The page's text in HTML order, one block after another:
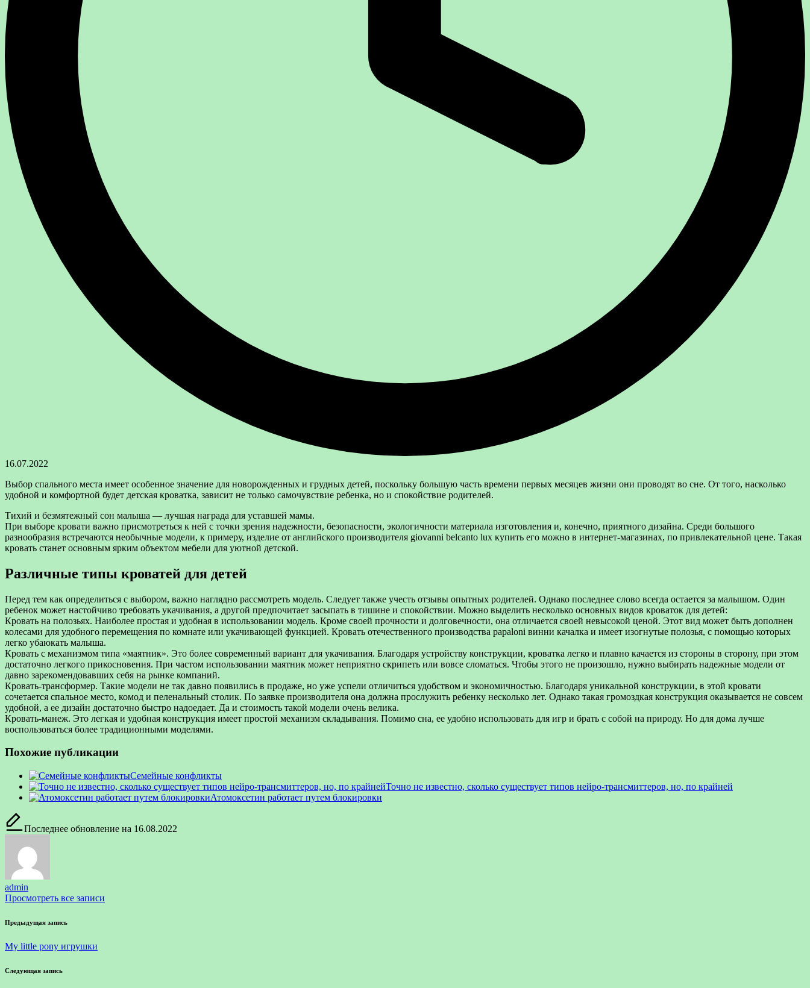
16.07.2022
Выбор спального места имеет особенное значение для новорожденных и грудных детей, поскольку большую часть времени первых месяцев жизни они проводят во сне. От того, насколько
удобной и комфортной будет детская кроватка, зависит не только самочувствие ребенка, но и спокойствие родителей.
Тихий и безмятежный сон малыша — лучшая награда для уставшей мамы.
При выборе кровати важно присмотреться к ней с точки зрения надежности, безопасности, экологичности материала изготовления и, конечно, приятного дизайна. Среди большого
разнообразия встречаются необычные модели, к примеру, изделие от английского производителя giovanni belcanto lux купить его можно в интернет-магазинах, по привлекательной цене. Такая
кровать станет основным ярким объектом мебели для уютной детской.
Различные типы кроватей для детей
Перед тем как определиться с выбором, важно наглядно рассмотреть модель. Следует также учесть отзывы опытных родителей. Однако последнее слово всегда остается за малышом. Один
ребенок может настойчиво требовать укачивания, а другой предпочитает засыпать в тишине и спокойствии. Можно выделить несколько основных видов кроваток для детей:
Кровать на полозьях. Наиболее простая и удобная в использовании модель. Кроме своей прочности и долговечности, она отличается своей невысокой ценой. Этот вид может быть дополнен
колесами для удобного перемещения по комнате или укачивающей функцией. Кровать отечественного производства papaloni винни качалка и имеет изогнутые полозья, с помощью которых
легко убаюкать малыша.
Кровать с механизмом типа «маятник». Это более современный вариант для укачивания. Благодаря устройству конструкции, кроватка легко и плавно качается из стороны в сторону, при этом
достаточно легкого прикосновения. При частом использовании маятник может неприятно скрипеть или вовсе сломаться. Чтобы этого не произошло, нужно выбирать надежные модели от
давно зарекомендовавших себя на рынке компаний.
Кровать-трансформер. Такие модели не так давно появились в продаже, но уже успели отличиться удобством и экономичностью. Благодаря уникальной конструкции, в этой кровати
сочетается спальное место, комод и пеленальный столик. По заявке производителя она должна прослужить ребенку несколько лет. Однако такая громоздкая конструкция оказывается не совсем
удобной, а ее дизайн достаточно быстро надоедает. Да и стоимость такой модели очень велика.
Кровать-манеж. Это легкая и удобная конструкция имеет простой механизм складывания. Помимо сна, ее удобно использовать для игр и брать с собой на природу. Но для дома лучше
воспользоваться более традиционными моделями.
Похожие публикации
Семейные конфликты
Точно не известно, сколько существует типов нейро-трансмиттеров, но, по крайней
Атомоксетин работает путем блокировки
Последнее обновление на 16.08.2022
admin
Просмотреть все записи
Навигация
по
Предыдущая запись
My little pony игрушки
Следующая запись